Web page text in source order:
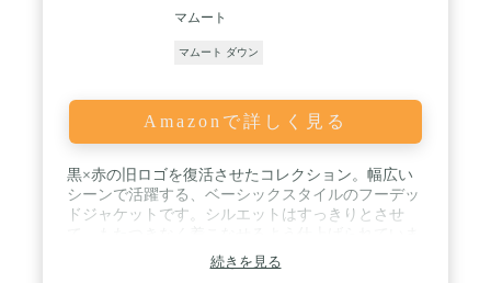
マムート
マムート ダウン
Amazonで詳しく見る
黒×赤の旧ロゴを復活させたコレクション。幅広い
シーンで活躍する、ベーシックスタイルのフーデッ
ドジャケットです。シルエットはすっきりとさせ
す。裾はドローコードで、袖口はベルクロテープで
調節が可能。強度のあるリップストップ生地を使用
続きを見る